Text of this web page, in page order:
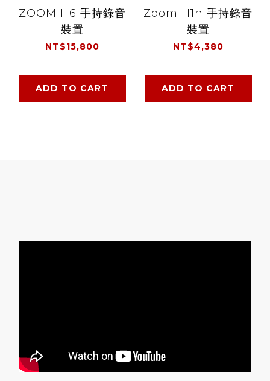
ZOOM H6 手持錄音
裝置
NT$15,800
ADD TO CART
Zoom H1n 手持錄音
裝置
NT$4,380
ADD TO CART